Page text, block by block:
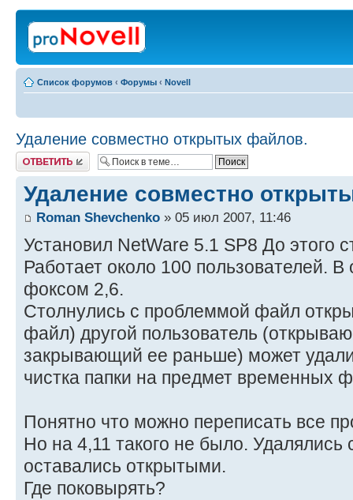
Список форумов ‹ Форумы ‹ Novell
Удаление совместно открытых файлов.
Ответить
Удаление совместно
Roman Shevchenko » 05 июл 2007, 11:46
Установил NetWare 5.1 SP8 До этого
Работает около 100 пользователей.
фоксом 2,6.
Столнулись с проблеммой файл
файл) другой пользователь
закрывающий ее раньше) может
чистка папки на предмет временных
Понятно что можно переписать все
Но на 4,11 такого не было.
оставались открытыми.
Где поковырять?